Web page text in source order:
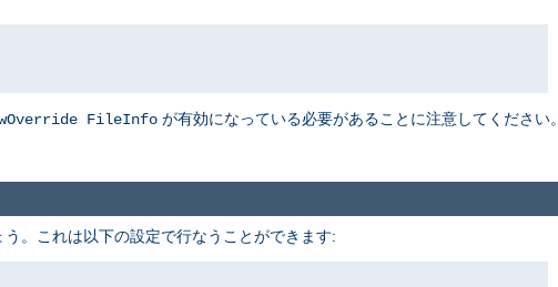
FileInfo が有効になっている必要があることに注意してください。
。これは以下の設定で行なうことができます: